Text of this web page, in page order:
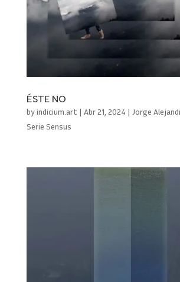
ÉSTE NO
byindicium.art | Abr 21, 2024 | Jorge
Serie Sensus